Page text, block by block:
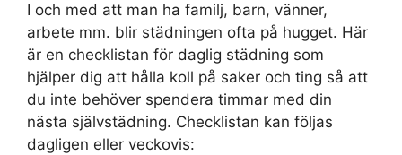
I och med att man ha familj, barn, vänner,
arbete mm. blir städningen ofta på hugget. Här
är en checklistan för daglig städning som
hjälper dig att hålla koll på saker och ting så att
du inte behöver spendera timmar med din
nästa självstädning. Checklistan kan följas
dagligen eller veckovis: